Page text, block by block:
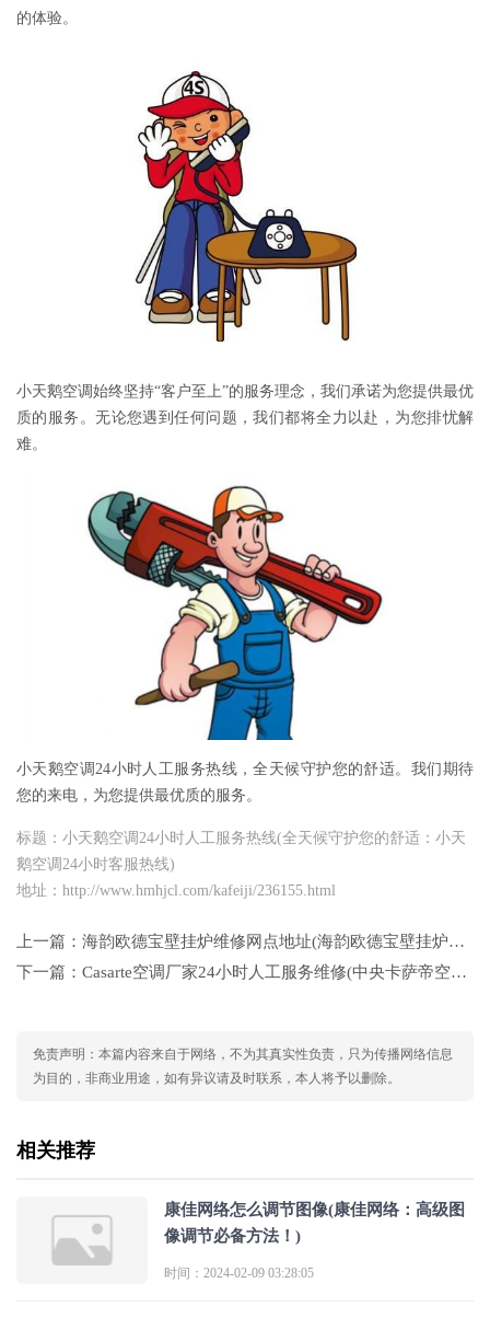
的体验。
小天鹅空调始终坚持“客户至上”的服务理念，我们承诺为您提供最优
质的服务。无论您遇到任何问题，我们都将全力以赴，为您排忧解
难。
小天鹅空调24小时人工服务热线，全天候守护您的舒适。我们期待
您的来电，为您提供最优质的服务。
标题：小天鹅空调24小时人工服务热线(全天候守护您的舒适：小天
鹅空调24小时客服热线)
地址：http://www.hmhjcl.com/kafeiji/236155.html
上一篇： 海韵欧德宝壁挂炉维修网点地址(海韵欧德宝壁挂炉维修网点地址)
下一篇： Casarte空调厂家24小时人工服务维修(中央卡萨帝空调风机控制电路如何检查和维修)。
免责声明：本篇内容来自于网络，不为其真实性负责，只为传播网络信息
为目的，非商业用途，如有异议请及时联系，本人将予以删除。
相关推荐
康佳网络怎么调节图像(康佳网络：高级图
像调节必备方法！)
时间：2024-02-09 03:28:05